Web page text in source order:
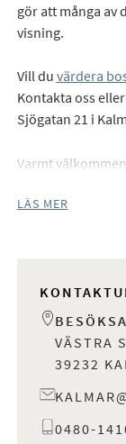
gör att många av
visning.
Vill du värdera
Kontakta oss
Sjögatan 21 i
Varmt
LÄS MER
VÄSTRA
39232
0480-